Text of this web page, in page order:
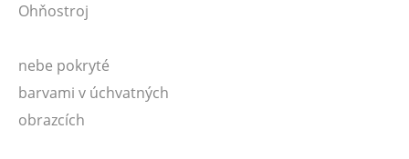
Ohňostroj
nebe pokryté
barvami v úchvatných
obrazcích